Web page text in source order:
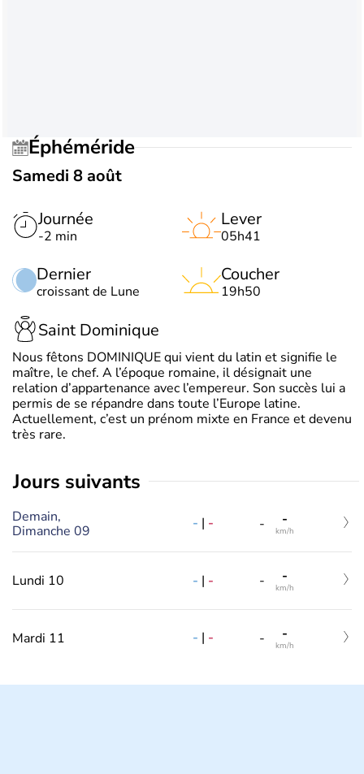
Éphéméride
Samedi 8 août
Journée
-2 min
Dernier
croissant de Lune
Lever
05h41
Coucher
19h50
Saint Dominique
Nous fêtons DOMINIQUE qui vient du latin et signifie le
maître, le chef. A l’époque romaine, il désignait une
relation d’appartenance avec l’empereur. Son succès lui a
permis de se répandre dans toute l’Europe latine.
Actuellement, c’est un prénom mixte en France et devenu
très rare.
jours suivants
Demain,
Dimanche 09
- | - - -
km/h
Lundi 10 - | - - -
km/h
Mardi 11 - | - - -
km/h